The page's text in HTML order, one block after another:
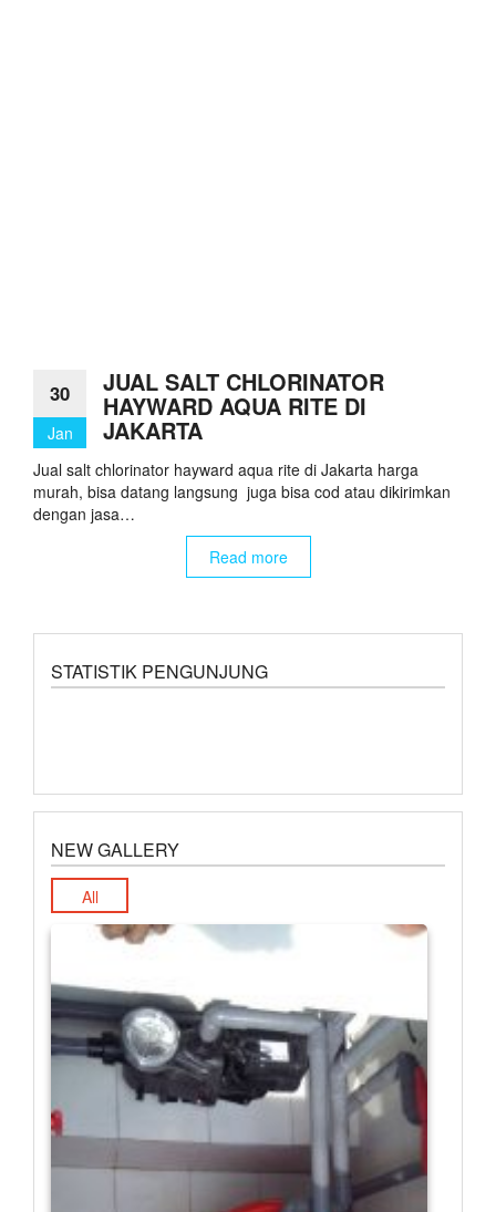
30
Jan
JUAL SALT CHLORINATOR
HAYWARD AQUA RITE DI
JAKARTA
Jual salt chlorinator hayward aqua rite di Jakarta harga
murah, bisa datang langsung juga bisa cod atau dikirimkan
dengan jasa…
Read more
STATISTIK PENGUNJUNG
NEW GALLERY
All